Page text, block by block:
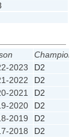
2023
D2
2022
D2
2021
D2
2020
D2
2019
D2
2018
D2